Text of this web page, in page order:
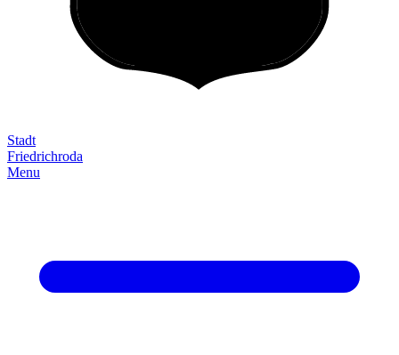
Stadt
Friedrich­roda
Menu